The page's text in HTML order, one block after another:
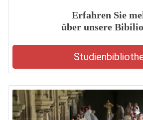
Erfahren Sie
über unsere